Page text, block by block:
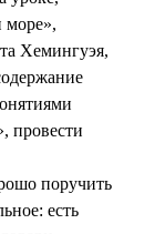
море»,
Хемингуэя,
провести
поручить
есть